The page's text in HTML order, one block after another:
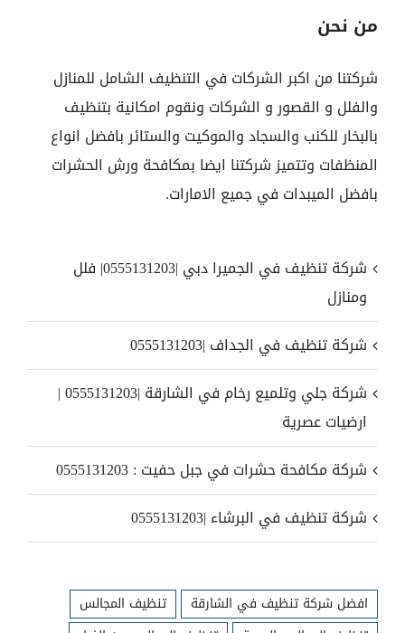
من نحن
شركتنا من اكبر الشركات في التنظيف الشامل للمنازل
والفلل و القصور و الشركات ونقوم امكانية بتنظيف
بالبخار للكنب والسجاد والموكيت والستائر بافضل انواع
المنظفات وتتميز شركتنا ايضا بمكافحة ورش الحشرات
بافضل الميبدات في جميع الامارات.
شركة تنظيف في الجميرا دبي |0555131203| فلل
ومنازل
شركة تنظيف في الجداف |0555131203
شركة جلي وتلميع رخام في الشارقة |0555131203 |
ارضيات عصرية
شركة مكافحة حشرات في جبل حفيت : 0555131203
شركة تنظيف في البرشاء |0555131203
افضل شركة تنظيف في الشارقة
تنظيف المجالس